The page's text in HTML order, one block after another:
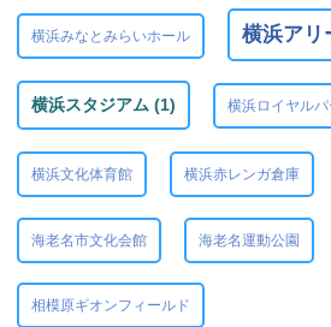
横浜みなとみらいホール 横浜アリ
横浜スタジアム (1) 横浜ロイヤル
横浜文化体育館 横浜赤レンガ倉庫
海老名市文化会館 海老名運動公園
相模原ギオンフィールド